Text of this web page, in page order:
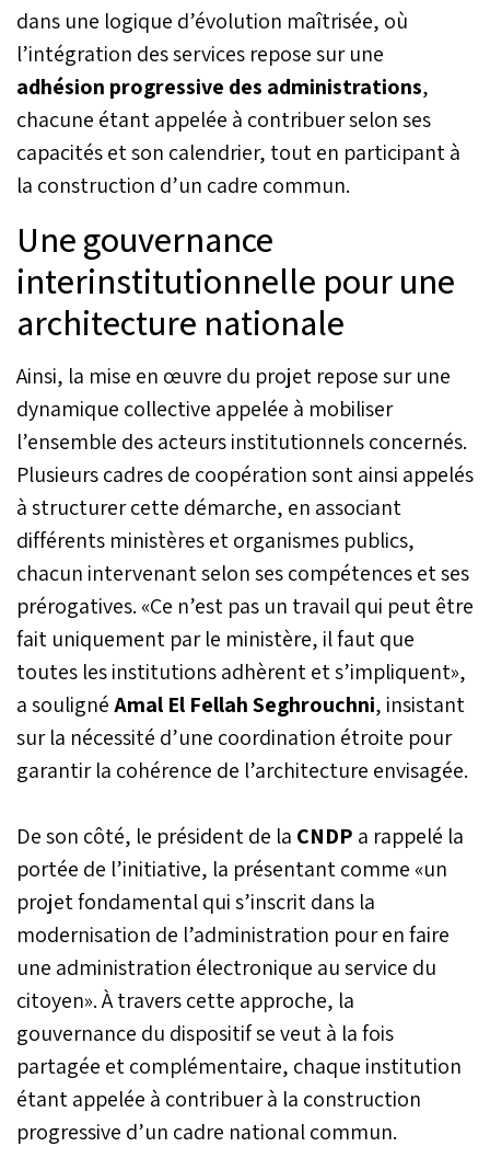
dans une logique d’évolution maîtrisée, où
l’intégration des services repose sur une
adhésion progressive des administrations,
chacune étant appelée à contribuer selon ses
capacités et son calendrier, tout en participant à
la construction d’un cadre commun.
Une gouvernance
interinstitutionnelle pour une
architecture nationale
Ainsi, la mise en œuvre du projet repose sur une
dynamique collective appelée à mobiliser
l’ensemble des acteurs institutionnels concernés.
Plusieurs cadres de coopération sont ainsi appelés
à structurer cette démarche, en associant
différents ministères et organismes publics,
chacun intervenant selon ses compétences et ses
prérogatives. «Ce n’est pas un travail qui peut être
fait uniquement par le ministère, il faut que
toutes les institutions adhèrent et s’impliquent»,
a soulignéAmal El Fellah Seghrouchni, insistant
sur la nécessité d’une coordination étroite pour
garantir la cohérence de l’architecture envisagée.
De son côté, le président de la CNDP a rappelé la
portée de l’initiative, la présentant comme «un
projet fondamental qui s’inscrit dans la
modernisation de l’administration pour en faire
une administration électronique au service du
citoyen». À travers cette approche, la
gouvernance du dispositif se veut à la fois
partagée et complémentaire, chaque institution
étant appelée à contribuer à la construction
progressive d’un cadre national commun.